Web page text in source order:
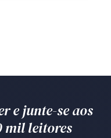
e junte-se aos
mil leitores